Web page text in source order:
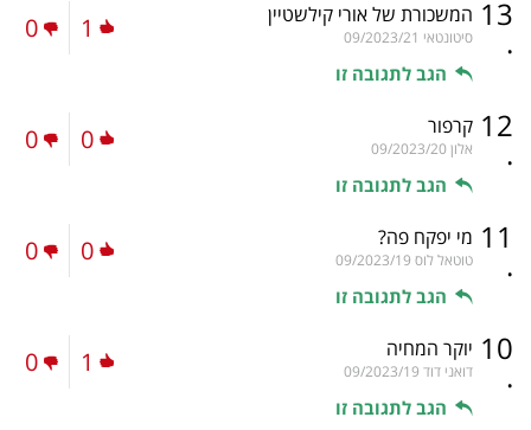
13
.
המשכורת של אורי קילשטיין
סיטונטאי 09/2023/21
הגב לתגובה זו
1
0
12
.
קרפור
אלון 09/2023/20
הגב לתגובה זו
0
0
11
.
מי יפקח פה?
טוטאל לוס 09/2023/19
הגב לתגובה זו
0
0
10
.
יוקר המחיה
דואני דוד 09/2023/19
הגב לתגובה זו
1
0